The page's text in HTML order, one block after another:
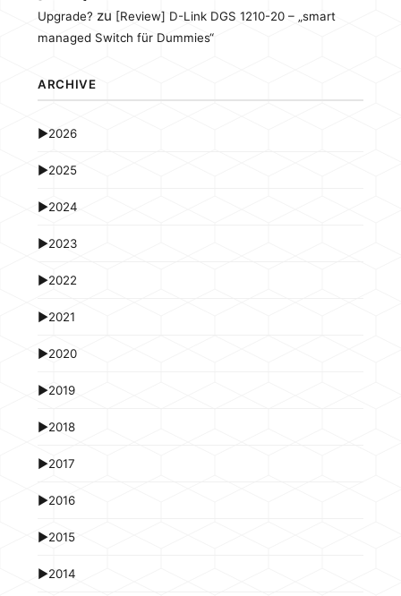
Upgrade? zu [Review] D-Link DGS 1210-20 – „smart
managed Switch für Dummies“
ARCHIVE
►2026
►2025
►2024
►2023
►2022
►2021
►2020
►2019
►2018
►2017
►2016
►2015
►2014